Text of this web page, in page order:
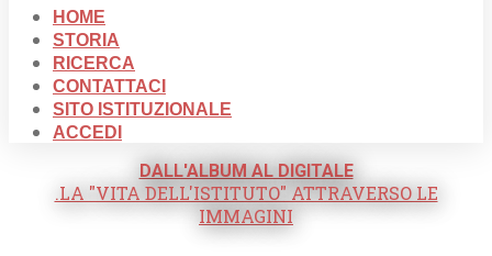
HOME
STORIA
RICERCA
CONTATTACI
SITO ISTITUZIONALE
ACCEDI
DALL'ALBUM AL DIGITALE
.LA "VITA DELL'ISTITUTO" ATTRAVERSO LE
IMMAGINI